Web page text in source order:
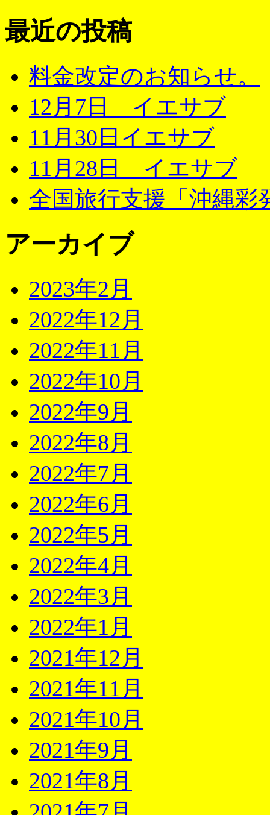
最近の投稿
料金改定のお知らせ。
12月7日 イエサブ
11月30日イエサブ
11月28日 イエサブ
全国旅行支援「沖縄彩
アーカイブ
2023年2月
2022年12月
2022年11月
2022年10月
2022年9月
2022年8月
2022年7月
2022年6月
2022年5月
2022年4月
2022年3月
2022年1月
2021年12月
2021年11月
2021年10月
2021年9月
2021年8月